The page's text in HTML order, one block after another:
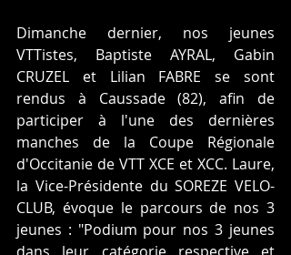
Dimanche dernier, nos jeunes
VTTistes, Baptiste AYRAL, Gabin
CRUZEL et Lilian FABRE se sont
rendus à Caussade (82), afin de
participer à l'une des dernières
manches de la Coupe Régionale
d'Occitanie de VTT XCE et XCC. Laure,
la Vice-Présidente du SOREZE VELO-
CLUB, évoque le parcours de nos 3
jeunes : "Podium pour nos 3 jeunes